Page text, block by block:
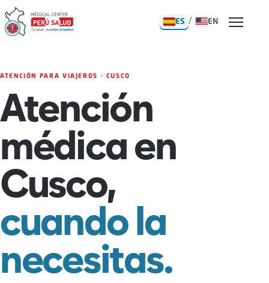
ES / EN
ATENCIÓN PARA VIAJEROS · CUSCO
Atención
médica en
Cusco,
cuando la
necesitas.